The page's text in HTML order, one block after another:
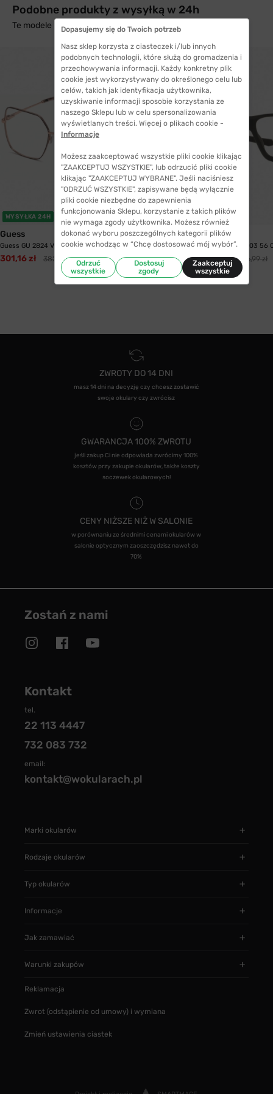
Podobne produkty z wysyłką w 24h
Te modele mogą Cię zainteresować
WYSYŁKA 24H
Guess
Guess GU 2824 V005 57
301,16 zł 382,99 zł
Oakley
Oakley 8076 807603 56
332,99 zł 346,99 zł
ZWROTY DO 14 DNI
masz 14 dni na decyzję czy chcesz zostawić
swoje okulary czy zwrócisz
GWARANCJA 100% ZWROTU
jeśli zakup Ci nie odpowiada zwrócimy 100%
kosztów przy zakupie okularów, także koszty
soczewek okularowych!
CENY NIŻSZE NIŻ W SALONIE
w porównaniu ze średnimi cenami okularów w
salonie optycznym zaoszczędzisz nawet do
70%
Zostań z nami
Kontakt
tel.
22 113 4447
732 083 732
email:
kontakt@wokularach.pl
Marki okularów
Rodzaje okularów
Typ okularów
Informacje
Jak zamawiać
Warunki zakupów
Reklamacja
Zwrot (odstąpienie od umowy) i wymiana
Zmień ustawienia ciastek
Dopasujemy się do Twoich potrzeb
Nasz sklep korzysta z ciasteczek i/lub innych
podobnych technologii, które służą do gromadzenia i
przechowywania informacji. Każdy konkretny plik
cookie jest wykorzystywany do określonego celu lub
celów, takich jak identyfikacja użytkownika,
uzyskiwanie informacji sposobie korzystania ze
naszego Sklepu lub w celu spersonalizowania
wyświetlanych treści. Więcej o plikach cookie -
Informacje
Możesz zaakceptować wszystkie pliki cookie klikając
"ZAAKCEPTUJ WSZYSTKIE", lub odrzucić pliki cookie
klikając "ZAAKCEPTUJ WYBRANE". Jeśli naciśniesz
"ODRZUĆ WSZYSTKIE", zapisywane będą wyłącznie
pliki cookie niezbędne do zapewnienia
funkcjonowania Sklepu, korzystanie z takich plików
nie wymaga zgody użytkownika. Możesz również
dokonać wyboru poszczególnych kategorii plików
cookie wchodząc w “Chcę dostosować mój wybór”.
Odrzuć
wszystkie
Dostosuj
zgody
Zaakceptuj
wszystkie